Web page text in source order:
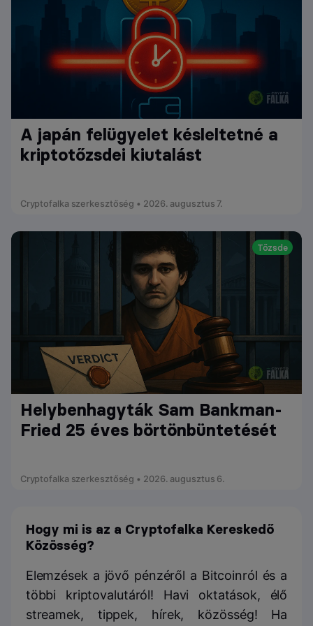
A japán felügyelet késleltetné a
kriptotőzsdei kiutalást
Cryptofalka szerkesztőség • 2026. augusztus 7.
Tőzsde
Helybenhagyták Sam Bankman-
Fried 25 éves börtönbüntetését
Cryptofalka szerkesztőség • 2026. augusztus 6.
Hogy mi is az a Cryptofalka Kereskedő
Közösség?
Elemzések a jövő pénzéről a Bitcoinról és a
többi kriptovalutáról! Havi oktatások, élő
streamek, tippek, hírek, közösség! Ha